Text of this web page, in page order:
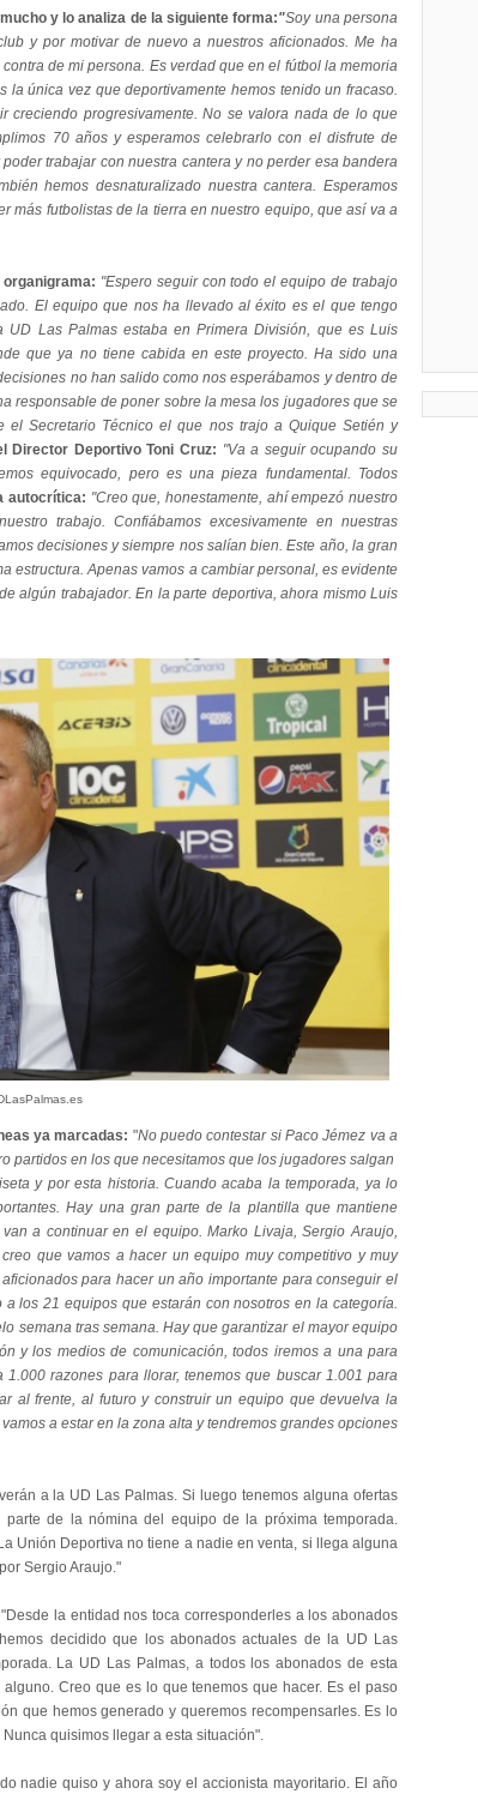
y lo analiza de la siguiente forma:"Soy una persona
y por motivar de nuevo a nuestros aficionados. Me ha
de mi persona. Es verdad que en el fútbol la memoria
única vez que deportivamente hemos tenido un fracaso.
creciendo progresivamente. No se valora nada de lo que
70 años y esperamos celebrarlo con el disfrute de
trabajar con nuestra cantera y no perder esa bandera
hemos desnaturalizado nuestra cantera. Esperamos
más futbolistas de la tierra en nuestro equipo, que así va a
"Espero seguir con todo el equipo de trabajo
El equipo que nos ha llevado al éxito es el que tengo
Las Palmas estaba en Primera División, que es Luis
que ya no tiene cabida en este proyecto. Ha sido una
no han salido como nos esperábamos y dentro de
responsable de poner sobre la mesa los jugadores que se
Secretario Técnico el que nos trajo a Quique Setién y
Director Deportivo Toni Cruz: "Va a seguir ocupando su
equivocado, pero es una pieza fundamental. Todos
autocrítica: "Creo que, honestamente, ahí empezó nuestro
trabajo. Confiábamos excesivamente en nuestras
decisiones y siempre nos salían bien. Este año, la gran
estructura. Apenas vamos a cambiar personal, es evidente
algún trabajador. En la parte deportiva, ahora mismo Luis
ya marcadas: "No puedo contestar si Paco Jémez va a
partidos en los que necesitamos que los jugadores salgan
y por esta historia. Cuando acaba la temporada, ya lo
Hay una gran parte de la plantilla que mantiene
a continuar en el equipo. Marko Livaja, Sergio Araujo,
que vamos a hacer un equipo muy competitivo y muy
para hacer un año importante para conseguir el
los 21 equipos que estarán con nosotros en la categoría.
semana tras semana. Hay que garantizar el mayor equipo
y los medios de comunicación, todos iremos a una para
razones para llorar, tenemos que buscar 1.001 para
al frente, al futuro y construir un equipo que devuelva la
a estar en la zona alta y tendremos grandes opciones
a la UD Las Palmas. Si luego tenemos alguna ofertas
de la nómina del equipo de la próxima temporada.
Unión Deportiva no tiene a nadie en venta, si llega alguna
Sergio Araujo."
"Desde la entidad nos toca corresponderles a los abonados
decidido que los abonados actuales de la UD Las
La UD Las Palmas, a todos los abonados de esta
Creo que es lo que tenemos que hacer. Es el paso
que hemos generado y queremos recompensarles. Es lo
quisimos llegar a esta situación".
nadie quiso y ahora soy el accionista mayoritario. El año